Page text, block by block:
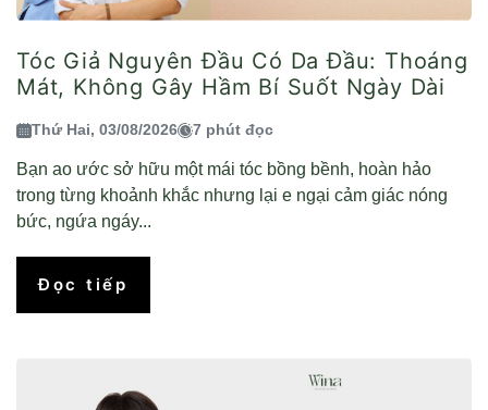
Tóc Giả Nguyên Đầu Có Da Đầu: Thoáng
Mát, Không Gây Hầm Bí Suốt Ngày Dài
Thứ Hai, 03/08/2026 7 phút đọc
Bạn ao ước sở hữu một mái tóc bồng bềnh, hoàn hảo
trong từng khoảnh khắc nhưng lại e ngại cảm giác nóng
bức, ngứa ngáy...
Đọc tiếp